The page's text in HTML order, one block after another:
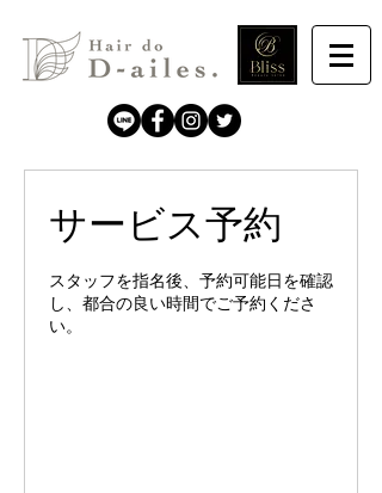
サービス予約
スタッフを指名後、予約可能日を確認
し、都合の良い時間でご予約くださ
い。